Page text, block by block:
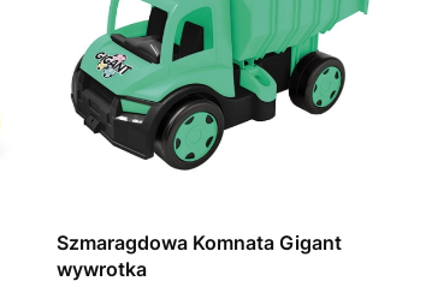
Szmaragdowa Komnata Gigant
wywrotka